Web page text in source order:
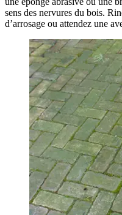
sens des nervures du bois.
d’arrosage ou attendez une